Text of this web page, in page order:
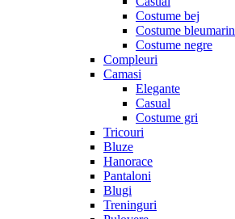
Costume bej
Costume bleumarin
Costume negre
Compleuri
Camasi
Elegante
Casual
Costume gri
Tricouri
Bluze
Hanorace
Pantaloni
Blugi
Treninguri